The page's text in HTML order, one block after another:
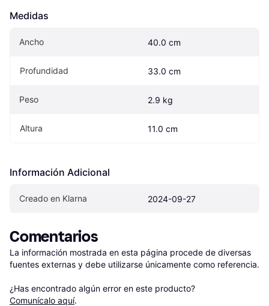
Medidas
Ancho 40.0 cm
Profundidad 33.0 cm
Peso 2.9 kg
Altura 11.0 cm
Información Adicional
Creado en Klarna 2024-09-27
Comentarios
La información mostrada en esta página procede de diversas
fuentes externas y debe utilizarse únicamente como referencia.
¿Has encontrado algún error en este producto?
Comunícalo aquí.